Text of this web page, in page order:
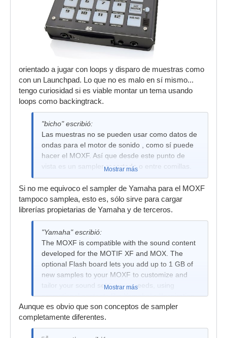
orientado a jugar con loops y disparo de muestras como
con un Launchpad. Lo que no es malo en sí mismo...
tengo curiosidad si es viable montar un tema usando
loops como backingtrack.
"bicho" escribió:
Las muestras no se pueden usar como datos de
ondas para el motor de sonido , como sí puede
hacer el MOXF. Así que desde este punto de
vista es un sampler recortado o entre comillas.
Mostrar más
Si no me equivoco el sampler de Yamaha para el MOXF
tampoco samplea, esto es, sólo sirve para cargar
librerías propietarias de Yamaha y de terceros.
"Yamaha" escribió:
The MOXF is compatible with the sound content
developed for the MOTIF XF and MOX. The
optional Flash board lets you add up to 1 GB of
new samples to your MOXF to customize and
tailor your sound set to your needs, using
promotional contents like Yamaha’ s “Inspiration
In A Flash” and “CP1 Piano,” as well as the many
third party libraries for sale.
Mostrar más
Aunque es obvio que son conceptos de sampler
completamente diferentes.